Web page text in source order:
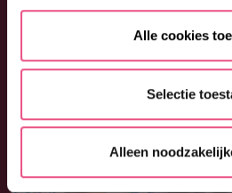
Alle cookies
Selectie
Alleen